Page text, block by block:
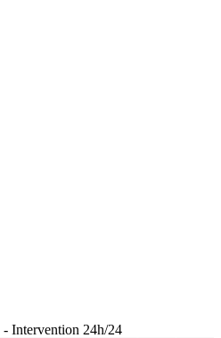
- Intervention 24h/24